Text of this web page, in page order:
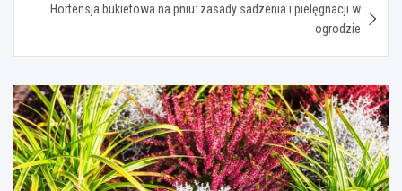
Hortensja bukietowa na pniu: zasady sadzenia i pielęgnacji w
ogrodzie